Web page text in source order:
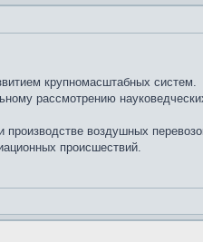
крупномасштабных систем.
рассмотрению
воздушных
происшествий.